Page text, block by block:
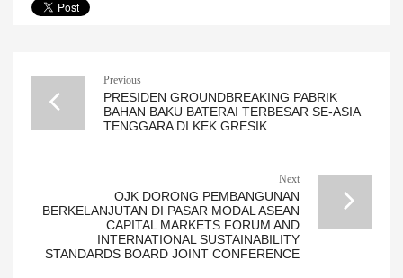
Previous
PRESIDEN GROUNDBREAKING PABRIK
BAHAN BAKU BATERAI TERBESAR SE-ASIA
TENGGARA DI KEK GRESIK
Next
OJK DORONG PEMBANGUNAN
BERKELANJUTAN DI PASAR MODAL ASEAN
CAPITAL MARKETS FORUM AND
INTERNATIONAL SUSTAINABILITY
STANDARDS BOARD JOINT CONFERENCE